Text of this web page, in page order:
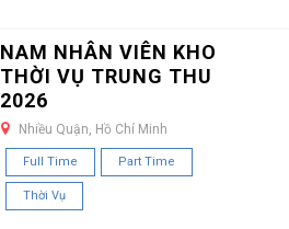
NAM NHÂN VIÊN KHO
THỜI VỤ TRUNG THU
2026
Nhiều Quận, Hồ Chí Minh
Full Time Part Time
Thời Vụ